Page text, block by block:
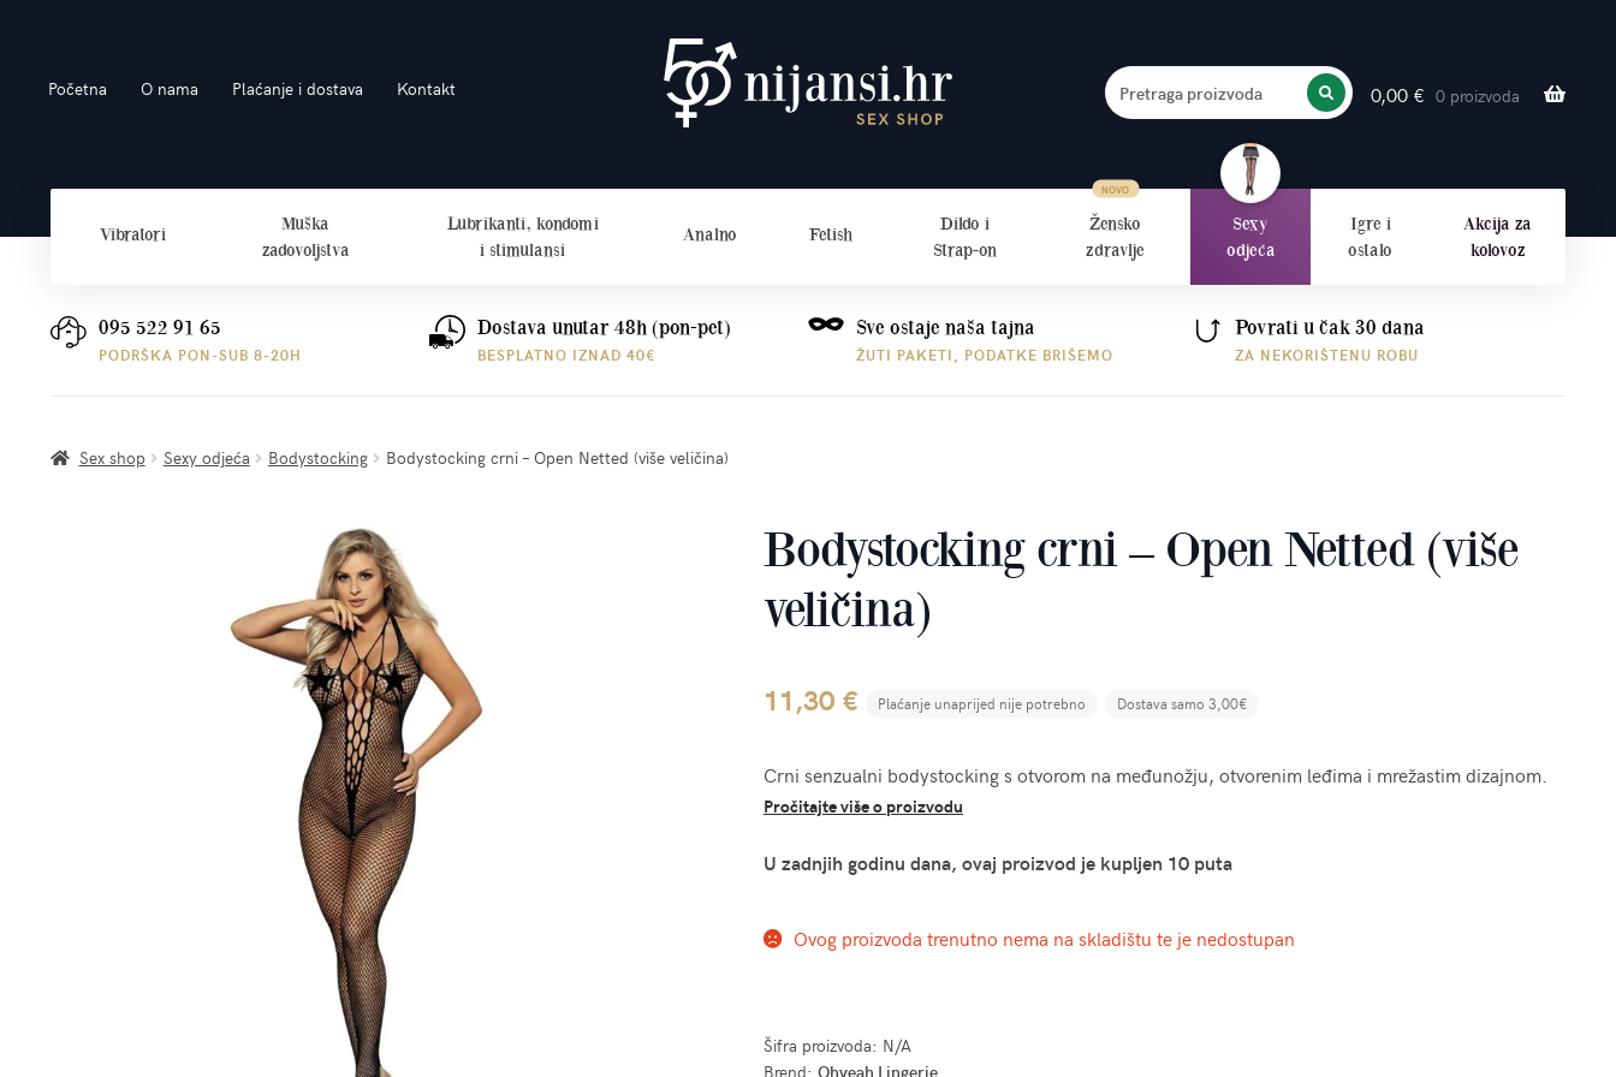
na
do
Početna O nama Plaćanje i dostava Kontakt 0,00 € 0 proizvoda
Pretraga proizvoda
PRETRAŽITE
Vibratori
Muška
zadovoljstva
Lubrikanti, kondomi
i stimulansi
Analno Fetish
Dildo i
Strap-on
Žensko
zdravlje
Sexy
odjeća
Igre i
ostalo
Akcija za
kolovoz
095 522 91 65
PODRŠKA PON-SUB 8-20H
Dostava unutar 48h (pon-pet)
BESPLATNO IZNAD 40€
Sve ostaje naša tajna
ŽUTI PAKETI, PODATKE BRIŠEMO
Povrati u čak 30 dana
ZA NEKORIŠTENU ROBU
Sex shop Sexy odjeća Bodystocking Bodystocking crni – Open Netted (više veličina)
Bodystocking crni – Open Netted (više
veličina)
11,30 € Plaćanje unaprijed nije potrebno Dostava samo 3,00€
Crni senzualni bodystocking s otvorom na međunožju, otvorenim leđima i mrežastim dizajnom.
Pročitajte više o proizvodu
U zadnjih godinu dana, ovaj proizvod je kupljen 10 puta
Ovog proizvoda trenutno nema na skladištu te je nedostupan
Šifra proizvoda: N/A
Brend: Ohyeah Lingerie